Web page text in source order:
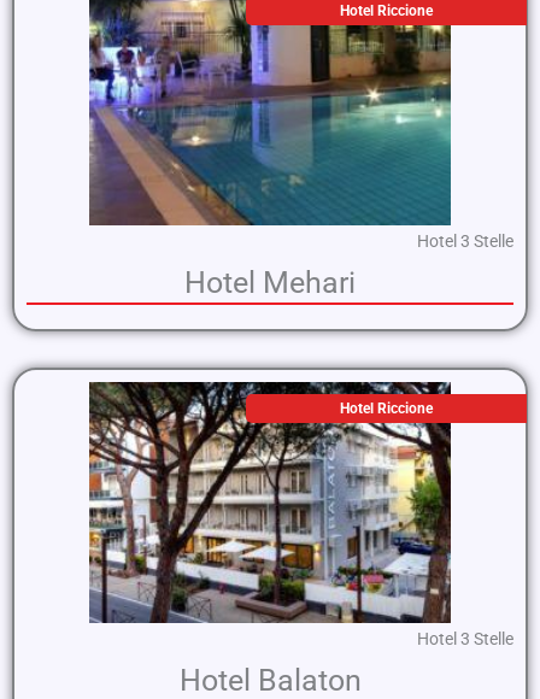
Hotel Riccione
Hotel 3 Stelle
Hotel Mehari
Hotel Riccione
Hotel 3 Stelle
Hotel Balaton